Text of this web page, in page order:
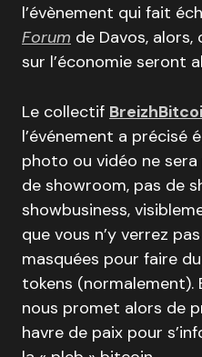
l’évènement qui fait
Forum de Davos,
sur l’économie seront
Le collectif
l’événement a précisé
photo ou vidéo ne
de showroom, pas de
showbusiness,
que vous n’y verrez
masquées pour faire
tokens (normalement).
nous promet alors de
havre de paix pour